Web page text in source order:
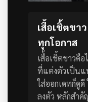
เสื้อเชิ้ตขา
ทุกโอกาส
เสื้อเชิ้ตขาวคื
ที่แต่งตัวเป็นแ
ใส่ออกเดทก็ดู
ลงตัว หลักสำคั